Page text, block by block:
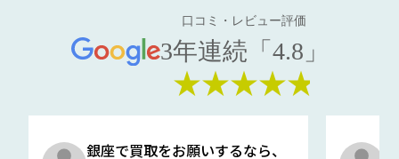
口コミ・レビュー評価
3年連続「4.8」
★★★★★
銀座で買取をお願いするなら、